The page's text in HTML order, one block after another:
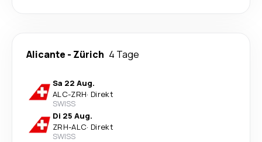
Alicante - Zürich 4 Tage
Sa 22 Aug.
ALC-ZRH· Direkt
SWISS
Di 25 Aug.
ZRH-ALC· Direkt
SWISS